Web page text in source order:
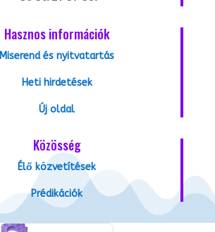
Hasznos információk
Miserend és nyitvatartás
Heti hirdetések
Új oldal
Közösség
Élő közvetítések
Prédikációk